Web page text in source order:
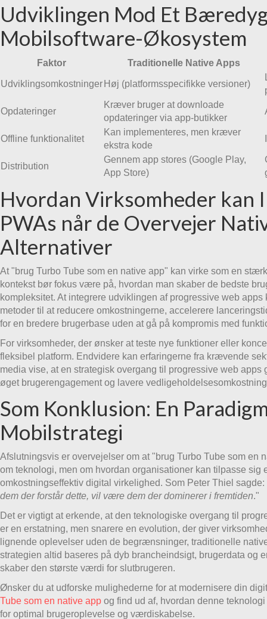
Udviklingen Mod Et
Mobilsoftware-Økosystem
Faktor Traditionelle Native Apps
Udviklingsomkostninger Høj (platformsspecifikke versioner)
Opdateringer
Kræver bruger at downloade
opdateringer via app-butikker
Offline funktionalitet
Kan implementeres, men kræver
ekstra kode
Distribution
Gennem app stores (Google Play,
App Store)
Hvordan Virksomheder kan
PWAs når de Overvejer
Alternativer
At "brug Turbo Tube som en native app" kan virke som en
kontekst bør fokus være på, hvordan man skaber de bedste
kompleksitet. At integrere udviklingen af progressive web
metoder til at reducere omkostningerne, accelerere
for en bredere brugerbase uden at gå på kompromis med
For virksomheder, der ønsker at teste nye funktioner eller
fleksibel platform. Endvidere kan erfaringerne fra krævende
media vise, at en strategisk overgang til progressive web apps
øget brugerengagement og lavere
Som Konklusion: En
Mobilstrategi
Afslutningsvis er overvejelser om at "brug Turbo Tube som en
om teknologi, men om hvordan organisationer kan tilpasse sig
omkostningseffektiv digital virkelighed. Som Peter Thiel sagde:
dem der forstår dette, vil være dem der dominerer i fremtiden."
Det er vigtigt at erkende, at den teknologiske overgang til
er en erstatning, men snarere en evolution, der giver
lignende oplevelser uden de begrænsninger, traditionelle
strategien altid baseres på dyb brancheindsigt, brugerdata og
skaber den største værdi for slutbrugeren.
Ønsker du at udforske mulighederne for at modernisere din
Tube som en native app og find ud af, hvordan denne
for optimal brugeroplevelse og værdiskabelse.